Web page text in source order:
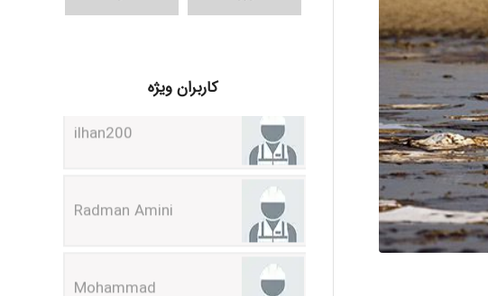
کاربران ویژه
Radman Amini
Mohammad
Tavan